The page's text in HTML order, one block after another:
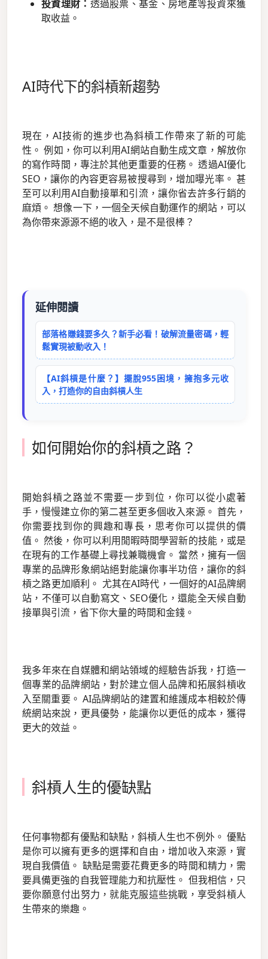
投資理財： 透過股票、基金、房地產等投資來獲
取收益。
AI時代下的斜槓新趨勢
現在，AI技術的進步也為斜槓工作帶來了新的可能
性。 例如，你可以利用AI網站自動生成文章，解放你
的寫作時間，專注於其他更重要的任務。 透過AI優化
SEO，讓你的內容更容易被搜尋到，增加曝光率。 甚
至可以利用AI自動接單和引流，讓你省去許多行銷的
麻煩。 想像一下，一個全天候自動運作的網站，可以
為你帶來源源不絕的收入，是不是很棒？
延伸閱讀
部落格賺錢要多久？新手必看！破解流量密碼，輕
鬆實現被動收入！
【AI斜槓是什麼？】擺脫955困境，擁抱多元收
入，打造你的自由斜槓人生
如何開始你的斜槓之路？
開始斜槓之路並不需要一步到位，你可以從小處著
手，慢慢建立你的第二甚至更多個收入來源。 首先，
你需要找到你的興趣和專長，思考你可以提供的價
值。 然後，你可以利用閒暇時間學習新的技能，或是
在現有的工作基礎上尋找兼職機會。 當然，擁有一個
專業的品牌形象網站絕對能讓你事半功倍，讓你的斜
槓之路更加順利。 尤其在AI時代，一個好的AI品牌網
站，不僅可以自動寫文、SEO優化，還能全天候自動
接單與引流，省下你大量的時間和金錢。
我多年來在自媒體和網站領域的經驗告訴我，打造一
個專業的品牌網站，對於建立個人品牌和拓展斜槓收
入至關重要。 AI品牌網站的建置和維護成本相較於傳
統網站來說，更具優勢，能讓你以更低的成本，獲得
更大的效益。
斜槓人生的優缺點
任何事物都有優點和缺點，斜槓人生也不例外。 優點
是你可以擁有更多的選擇和自由，增加收入來源，實
現自我價值。 缺點是需要花費更多的時間和精力，需
要具備更強的自我管理能力和抗壓性。 但我相信，只
要你願意付出努力，就能克服這些挑戰，享受斜槓人
生帶來的樂趣。